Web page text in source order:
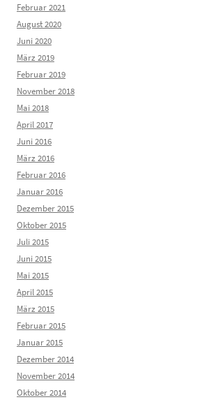
Februar 2021
August 2020
Juni 2020
März 2019
Februar 2019
November 2018
Mai 2018
April 2017
Juni 2016
März 2016
Februar 2016
Januar 2016
Dezember 2015
Oktober 2015
Juli 2015
Juni 2015
Mai 2015
April 2015
März 2015
Februar 2015
Januar 2015
Dezember 2014
November 2014
Oktober 2014